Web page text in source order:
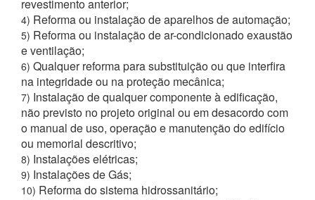
revestimento anterior;
4) Reforma ou instalação de aparelhos de automação;
5) Reforma ou instalação de ar-condicionado exaustão
e ventilação;
6) Qualquer reforma para substituição ou que interfira
na integridade ou na proteção mecânica;
7) Instalação de qualquer componente à edificação,
não previsto no projeto original ou em desacordo com
o manual de uso, operação e manutenção do edifício
ou memorial descritivo;
8) Instalações elétricas;
9) Instalações de Gás;
10) Reforma do sistema hidrossanitário;